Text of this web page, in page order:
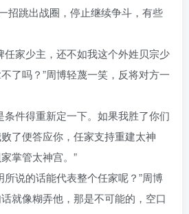
招跳出战圈，停止继续争斗，有些
任家少主，还不如我这个外姓贝宗少
了吗？”周博轻蔑一笑，反将对方一
条件得重新定一下。如果我胜了你们
了便答应你，任家支持重建太神
掌管太神宫。”
所说的话能代表整个任家呢？”周博
就像糊弄他，那是不可能的，空口